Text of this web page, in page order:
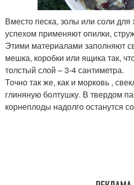
Вместо песка, золы или соли
успехом применяют опилки,
Этими материалами заполняют
мешка, коробки или ящика так,
толстый слой – 3-4 сантиметра.
Точно так же, как и морковь ,
глиняную болтушку. В твердом
корнеплоды надолго останутся